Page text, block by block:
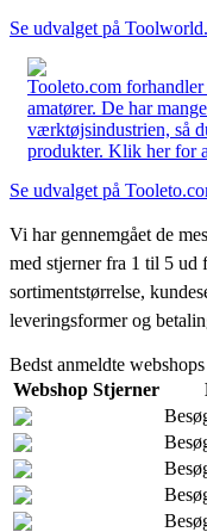
Se udvalget på
Tooleto.com
amatører. De har
værktøjsindustrien, så
produkter. Klik her for
Se udvalget på
Vi har gennemgået de
med stjerner fra 1 til 5 ud
sortimentstørrelse,
leveringsformer og
Bedst anmeldte webshops
Webshop Stjerner